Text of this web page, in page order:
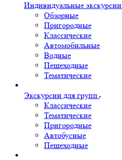
Индивидуальные экскурсии
Обзорные
Пригородные
Классические
Автомобильные
Водные
Пешеходные
Тематические
Экскурсии для групп
Классические
Тематические
Пригородные
Автобусные
Пешеходные